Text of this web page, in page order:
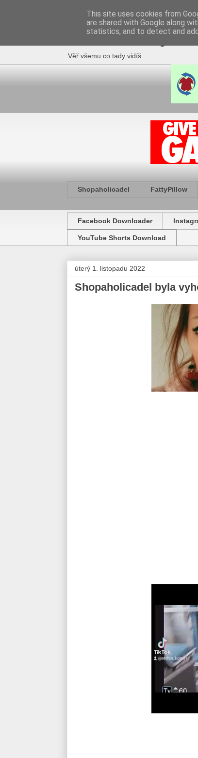
Fakečlánky
Věř všemu co tady vidíš.
Shopaholicadel FattyPillow
Facebook Downloader
YouTube Shorts Download
úterý 1. listopadu 2022
Shopaholicadel byla
This site uses cookies from
are shared with Google along
statistics, and to detect and